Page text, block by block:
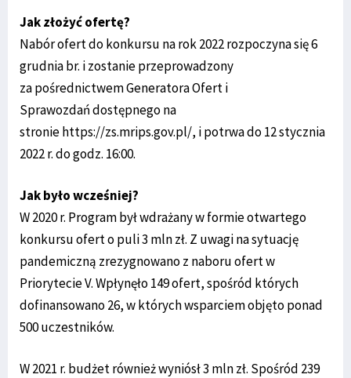
Jak złożyć ofertę?
Nabór ofert do konkursu na rok 2022 rozpoczyna się 6
grudnia br. i zostanie przeprowadzony
za pośrednictwem Generatora Ofert i
Sprawozdań dostępnego na
stronie https://zs.mrips.gov.pl/, i potrwa do 12 stycznia
2022 r. do godz. 16:00.
Jak było wcześniej?
W 2020 r. Program był wdrażany w formie otwartego
konkursu ofert o puli 3 mln zł. Z uwagi na sytuację
pandemiczną zrezygnowano z naboru ofert w
Priorytecie V. Wpłynęło 149 ofert, spośród których
dofinansowano 26, w których wsparciem objęto ponad
500 uczestników.
W 2021 r. budżet również wyniósł 3 mln zł. Spośród 239